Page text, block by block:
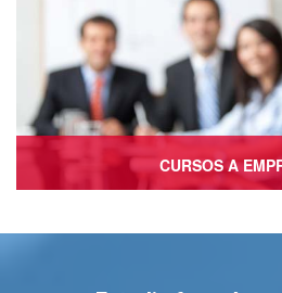
CURSOS A